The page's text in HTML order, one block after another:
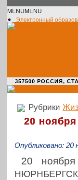
MENUMENU
Электронный
357500 РОССИЯ,
Рубрики
20
Опубликовано: 20
20